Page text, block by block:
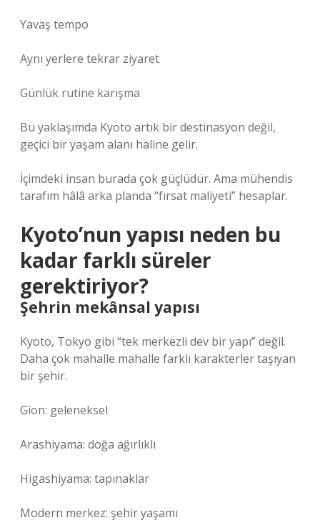
Yavaş tempo
Aynı yerlere tekrar ziyaret
Günlük rutine karışma
Bu yaklaşımda Kyoto artık bir destinasyon değil,
geçici bir yaşam alanı haline gelir.
İçimdeki insan burada çok güçlüdür. Ama mühendis
tarafım hâlâ arka planda “fırsat maliyeti” hesaplar.
Kyoto’nun yapısı neden bu
kadar farklı süreler
gerektiriyor?
Şehrin mekânsal yapısı
Kyoto, Tokyo gibi “tek merkezli dev bir yapı” değil.
Daha çok mahalle mahalle farklı karakterler taşıyan
bir şehir.
Gion: geleneksel
Arashiyama: doğa ağırlıklı
Higashiyama: tapınaklar
Modern merkez: şehir yaşamı